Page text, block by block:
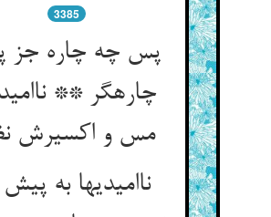
3385
پس چه چاره جز
چاره‏گر **
مس و اکسیرش
ناامیدیها به پیش